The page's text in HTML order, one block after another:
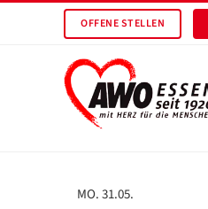
OFFENE STELLEN
MO. 31.05.